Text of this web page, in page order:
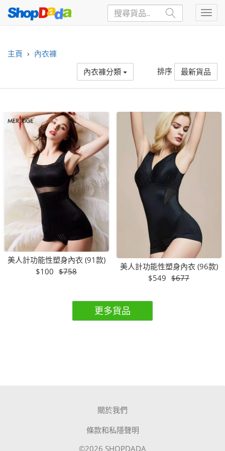
主頁 › 內衣褲
排序
最新貨品
內衣褲分類
美人計功能性塑身內衣 (91款)
$100 $758
美人計功能性塑身內衣 (96款)
$549 $677
更多貨品
關於我們
條款和私隱聲明
©2026 SHOPDADA